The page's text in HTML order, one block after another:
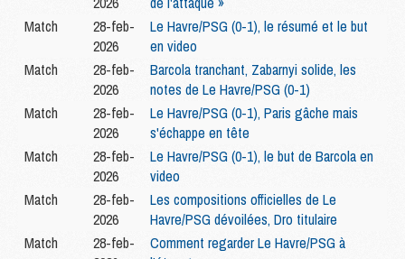
Match
28-feb-
2026
Le Havre/PSG (0-1), le résumé et le but
en video
Match
28-feb-
2026
Barcola tranchant, Zabarnyi solide, les
notes de Le Havre/PSG (0-1)
Match
28-feb-
2026
Le Havre/PSG (0-1), Paris gâche mais
s'échappe en tête
Match
28-feb-
2026
Le Havre/PSG (0-1), le but de Barcola en
video
Match
28-feb-
2026
Les compositions officielles de Le
Havre/PSG dévoilées, Dro titulaire
Match
28-feb-
Comment regarder Le Havre/PSG à